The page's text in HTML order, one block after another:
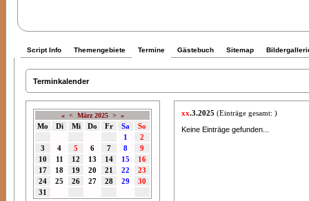
Script Info Themengebiete Termine Gästebuch Sitemap
Terminkalender
« < März 2025 > »
Mo Di Mi Do Fr Sa
So
1
2
3
4 5 6 7 8
9
10
11 12 13 14 15
16
17
18 19 20 21 22
23
24
25 26 27 28 29
30
31
xx.3.2025 (Einträge gesamt: )
Keine Einträge gefunden...